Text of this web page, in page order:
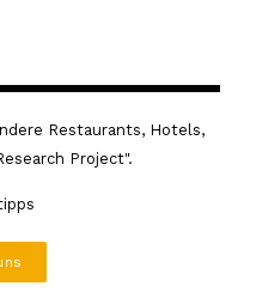
Restaurants, Hotels,
Project".